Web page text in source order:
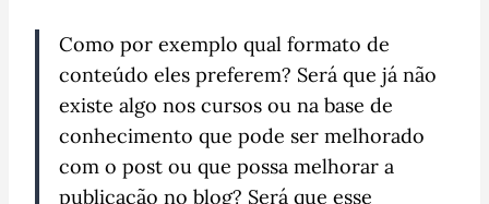
Como por exemplo qual formato de
conteúdo eles preferem? Será que já não
existe algo nos cursos ou na base de
conhecimento que pode ser melhorado
com o post ou que possa melhorar a
publicação no blog? Será que esse